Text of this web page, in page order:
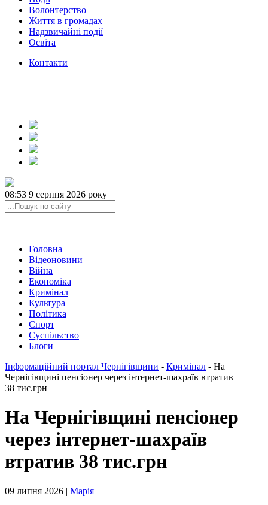
Волонтерство
Життя в громадах
Надзвичайні події
Освіта
Контакти
08:53 9 серпня 2026 року
Головна
Відеоновини
Війна
Економіка
Кримінал
Культура
Політика
Спорт
Суспільство
Блоги
Інформаційний портал Чернігівщини - Кримінал - На
Чернігівщині пенсіонер через інтернет-шахраїв втратив
38 тис.грн
На Чернігівщині пенсіонер
через інтернет-шахраїв
втратив 38 тис.грн
09 липня 2026 | Марія